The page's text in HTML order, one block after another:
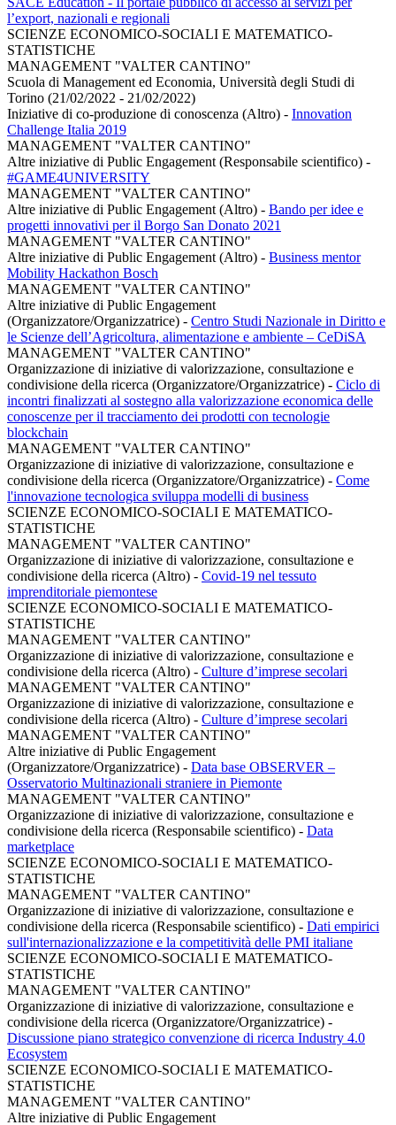
l’export, nazionali e regionali
SCIENZE ECONOMICO-SOCIALI E MATEMATICO-
STATISTICHE
MANAGEMENT "VALTER CANTINO"
Scuola di Management ed Economia, Università degli Studi di
Torino (21/02/2022 - 21/02/2022)
Iniziative di co-produzione di conoscenza (Altro) - Innovation
Challenge Italia 2019
MANAGEMENT "VALTER CANTINO"
Altre iniziative di Public Engagement (Responsabile scientifico) -
#GAME4UNIVERSITY
MANAGEMENT "VALTER CANTINO"
Altre iniziative di Public Engagement (Altro) - Bando per idee e
progetti innovativi per il Borgo San Donato 2021
MANAGEMENT "VALTER CANTINO"
Altre iniziative di Public Engagement (Altro) - Business mentor
Mobility Hackathon Bosch
MANAGEMENT "VALTER CANTINO"
Altre iniziative di Public Engagement
(Organizzatore/Organizzatrice) - Centro Studi Nazionale in Diritto e
le Scienze dell’Agricoltura, alimentazione e ambiente – CeDiSA
MANAGEMENT "VALTER CANTINO"
Organizzazione di iniziative di valorizzazione, consultazione e
condivisione della ricerca (Organizzatore/Organizzatrice) - Ciclo di
incontri finalizzati al sostegno alla valorizzazione economica delle
conoscenze per il tracciamento dei prodotti con tecnologie
blockchain
MANAGEMENT "VALTER CANTINO"
Organizzazione di iniziative di valorizzazione, consultazione e
condivisione della ricerca (Organizzatore/Organizzatrice) - Come
l'innovazione tecnologica sviluppa modelli di business
SCIENZE ECONOMICO-SOCIALI E MATEMATICO-
STATISTICHE
MANAGEMENT "VALTER CANTINO"
Organizzazione di iniziative di valorizzazione, consultazione e
condivisione della ricerca (Altro) - Covid-19 nel tessuto
imprenditoriale piemontese
SCIENZE ECONOMICO-SOCIALI E MATEMATICO-
STATISTICHE
MANAGEMENT "VALTER CANTINO"
Organizzazione di iniziative di valorizzazione, consultazione e
condivisione della ricerca (Altro) - Culture d’imprese secolari
MANAGEMENT "VALTER CANTINO"
Organizzazione di iniziative di valorizzazione, consultazione e
condivisione della ricerca (Altro) - Culture d’imprese secolari
MANAGEMENT "VALTER CANTINO"
Altre iniziative di Public Engagement
(Organizzatore/Organizzatrice) - Data base OBSERVER –
Osservatorio Multinazionali straniere in Piemonte
MANAGEMENT "VALTER CANTINO"
Organizzazione di iniziative di valorizzazione, consultazione e
condivisione della ricerca (Responsabile scientifico) - Data
marketplace
SCIENZE ECONOMICO-SOCIALI E MATEMATICO-
STATISTICHE
MANAGEMENT "VALTER CANTINO"
Organizzazione di iniziative di valorizzazione, consultazione e
condivisione della ricerca (Responsabile scientifico) - Dati empirici
sull'internazionalizzazione e la competitività delle PMI italiane
SCIENZE ECONOMICO-SOCIALI E MATEMATICO-
STATISTICHE
MANAGEMENT "VALTER CANTINO"
Organizzazione di iniziative di valorizzazione, consultazione e
condivisione della ricerca (Organizzatore/Organizzatrice) -
Discussione piano strategico convenzione di ricerca Industry 4.0
Ecosystem
SCIENZE ECONOMICO-SOCIALI E MATEMATICO-
STATISTICHE
MANAGEMENT "VALTER CANTINO"
Altre iniziative di Public Engagement